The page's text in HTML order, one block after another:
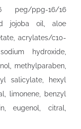
peg/ppg-16/16
jojoba oil, aloe
acrylates/c10-
hydroxide,
methylparaben,
salicylate, hexyl
limonene, benzyl
eugenol, citral,